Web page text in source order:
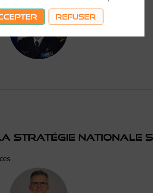
GVC
la stratégie nationale
REFUSER